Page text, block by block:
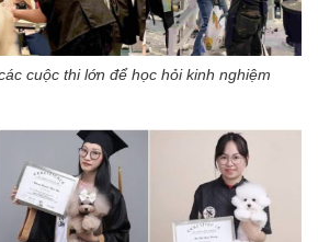
cuộc thi lớn để học hỏi kinh nghiệm